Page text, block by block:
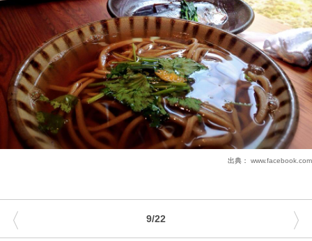
出典： www.facebook.com
9/22
〈 〉